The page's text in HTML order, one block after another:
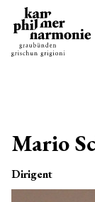
Mario
Dirigent